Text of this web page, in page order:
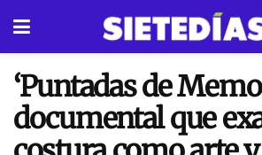
‘Puntadas de
documental que